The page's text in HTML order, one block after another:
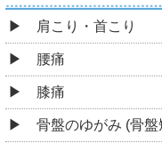
肩こり・首こり
腰痛
膝痛
骨盤のゆがみ (骨盤